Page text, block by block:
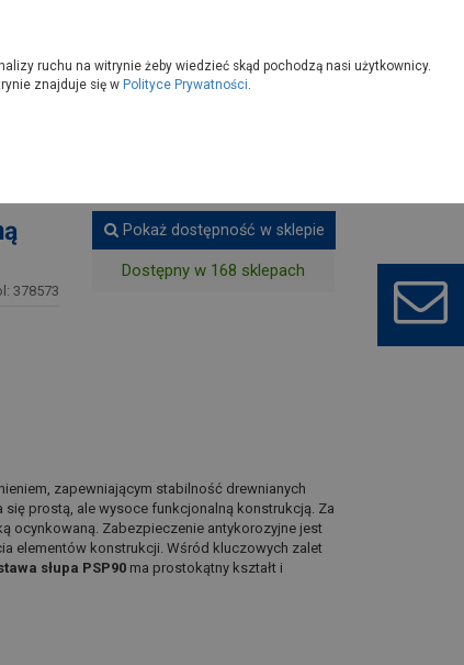
378573
Pokaż dostępność w sklepie
Dostępny w 168 sklepach
zapewniającym stabilność drewnianych
się prostą, ale wysoce funkcjonalną konstrukcją. Za
ocynkowaną. Zabezpieczenie antykorozyjne jest
elementów konstrukcji. Wśród kluczowych zalet
słupa PSP90 ma prostokątny kształt i
ruchu na witrynie żeby wiedzieć skąd pochodzą nasi użytkownicy.
znajduje się w Polityce Prywatności.